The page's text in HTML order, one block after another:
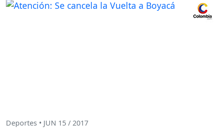
Deportes • JUN 15 / 2017